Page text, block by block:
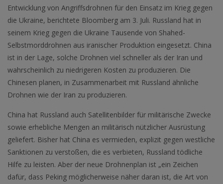
Entwicklung von Angriffsdrohnen für den Einsatz im Krieg gegen
die Ukraine, berichtete Bloomberg am 3. Juli. Russland hat in
seinem Krieg gegen die Ukraine Tausende von Shahed-
Selbstmorddrohnen aus iranischer Produktion eingesetzt. China
ist in der Lage, solche Drohnen viel schneller als der Iran und
wahrscheinlich zu niedrigeren Kosten zu produzieren. Die
Chinesen planen, in Zusammenarbeit mit Russland ähnliche
Drohnen wie der Iran zu produzieren.
China hat Russland auch Satellitenbilder für militärische Zwecke
sowie erhebliche Mengen an militärisch nützlicher Ausrüstung
geliefert. Bisher hat China es vermieden, explizit gegen westliche
Sanktionen zu verstoßen, die es verbieten, Russland tödliche
Hilfe zu leisten. Aber der neue Drohnenplan ist „ein Zeichen
dafür, dass Peking möglicherweise näher daran ist, die Art von